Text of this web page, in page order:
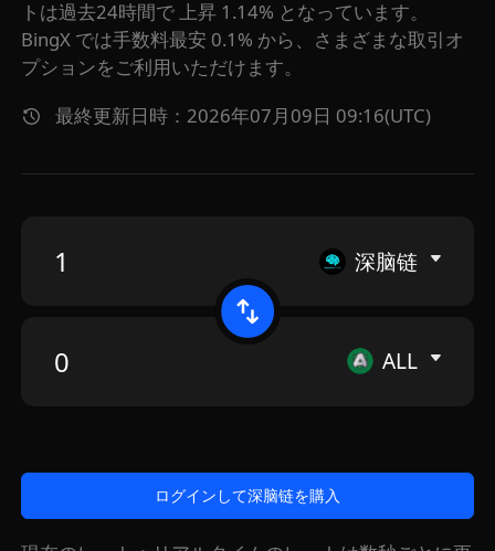
トは過去24時間で 上昇 1.14% となっています。
BingX では手数料最安 0.1% から、さまざまな取引オ
プションをご利用いただけます。
最終更新日時：2026年07月09日 09:16(UTC)
深脑链
ALL
ログインして深脑链を購入